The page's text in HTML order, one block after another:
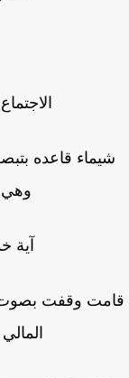
قاعده
وهي
آية
وقفت بصوت